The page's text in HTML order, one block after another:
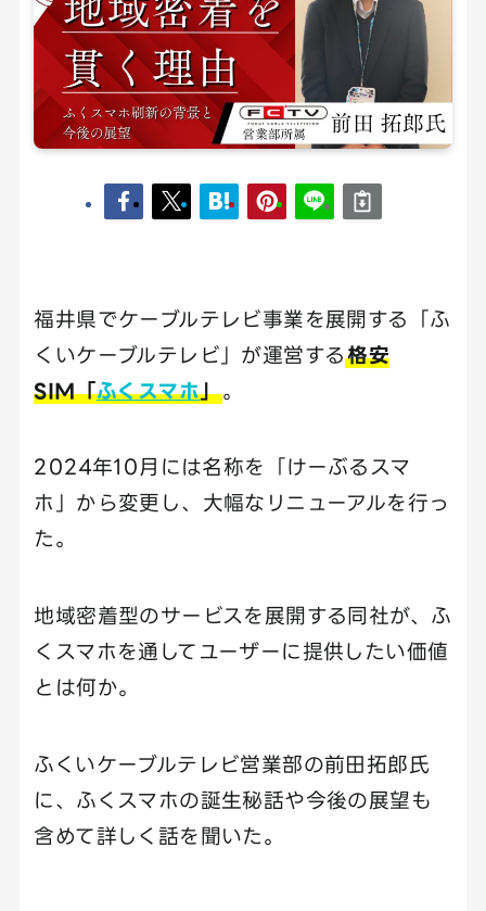
福井県でケーブルテレビ事業を展開する「ふ
くいケーブルテレビ」が運営する格安
SIM「ふくスマホ」。
2024年10月には名称を「けーぶるスマ
ホ」から変更し、大幅なリニューアルを行っ
た。
地域密着型のサービスを展開する同社が、ふ
くスマホを通してユーザーに提供したい価値
とは何か。
ふくいケーブルテレビ営業部の前田拓郎氏
に、ふくスマホの誕生秘話や今後の展望も
含めて詳しく話を聞いた。